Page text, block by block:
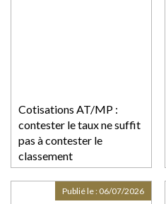
Cotisations AT/MP :
contester le taux ne suffit
pas à contester le
classement
Publié le : 06/07/2026